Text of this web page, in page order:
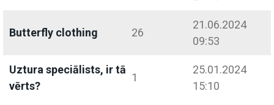
Butterfly clothing 26
21.06.2024
09:53
Uztura speciālists, ir tā
vērts?
1
25.01.2024
15:10